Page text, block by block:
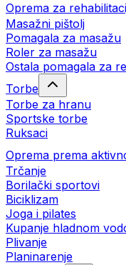
Oprema za
Masažni pištolj
Pomagala za masažu
Roler za masažu
Ostala pomagala za
Torbe
Torbe za hranu
Sportske torbe
Ruksaci
Oprema prema
Trčanje
Borilački sportovi
Biciklizam
Joga i pilates
Kupanje hladnom
Plivanje
Planinarenje